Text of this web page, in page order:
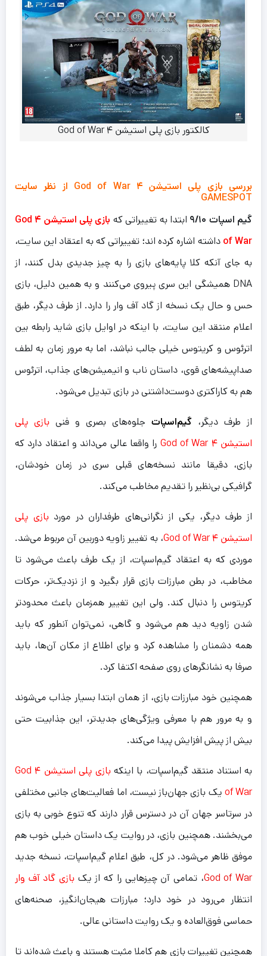
کالکتور بازی پلی استیشن ۴ God of War
بررسی بازی پلی استیشن ۴ God of War از نظر سایت
GAMESPOT
گیم اسپات ۹/۱۰
ابتدا به تغییراتی که
بازی پلی استیشن ۴ God
of War داشته اشاره کرده اند؛ تغییراتی که به اعتقاد این سایت،
به جای آنکه کلا پایه‌های بازی را به چیز جدیدی بدل کنند، از
DNA همیشگی این سری پیروی می‌کنند و به همین دلیل، بازی
حس و حال یک نسخه از گاد آف وار را دارد. از طرف دیگر، طبق
اعلام منتقد این سایت، با اینکه در اوایل بازی شاید رابطه بین
اترئوس و کریتوس خیلی جالب نباشد، اما به مرور زمان به لطف
صداپیشه‌های قوی، داستان ناب و انیمیشن‌های جذاب، اترئوس
هم به کاراکتری دوست‌داشتنی در بازی تبدیل می‌شود.
از طرف دیگر، گیم‌اسپات جلوه‌های بصری و فنی بازی پلی
استیشن ۴ God of War
را واقعا عالی می‌داند و اعتقاد دارد که
بازی، دقیقا مانند نسخه‌های قبلی سری در زمان خودشان،
گرافیکی بی‌نظیر را تقدیم مخاطب می‌کند.
از طرف دیگر، یکی از نگرانی‌های طرفداران در موردبازی پلی
استیشن ۴ God of War
، به تغییر زاویه دوربین آن مربوط می‌شد.
موردی که به اعتقاد گیم‌اسپات، از یک طرف باعث می‌شود تا
مخاطب، در بطن مبارزات بازی قرار بگیرد و از نزدیک‌تر، حرکات
کریتوس را دنبال کند. ولی این تغییر همزمان باعث محدود‌تر
شدن زاویه دید هم می‌شود و گاهی، نمی‌توان آنطور که باید
همه دشمنان را مشاهده کرد و برای اطلاع از مکان آن‌ها، باید
صرفا به نشانگر‌های روی صفحه اکتفا کرد.
همچنین خود مبارزات بازی، از همان ابتدا بسیار جذاب می‌شوند
و به مرور هم با معرفی ویژگی‌های جدید‌تر، این جذابیت حتی
بیش از پیش افزایش پیدا می‌کند.
به استناد منتقد گیم‌اسپات، با اینکه
بازی پلی استیشن ۴ God
of War یک بازی جهان‌باز نیست، اما فعالیت‌های جانبی مختلفی
در سرتاسر جهان آن در دسترس قرار دارند که تنوع خوبی به بازی
می‌بخشند. همچنین بازی، در روایت یک داستان خیلی خوب هم
موفق ظاهر می‌شود. در کل، طبق اعلام گیم‌اسپات، نسخه جدید
God of War، تمامی آن چیز‌هایی را که از یک بازی گاد آف وار
انتظار می‌رود در خود دارد؛ مبارزات هیجان‌انگیز، صحنه‌های
حماسی فوق‌العاده و یک روایت داستانی عالی.
همچنین تغییرات بازی هم کاملا مثبت هستند و باعث شده‌اند تا